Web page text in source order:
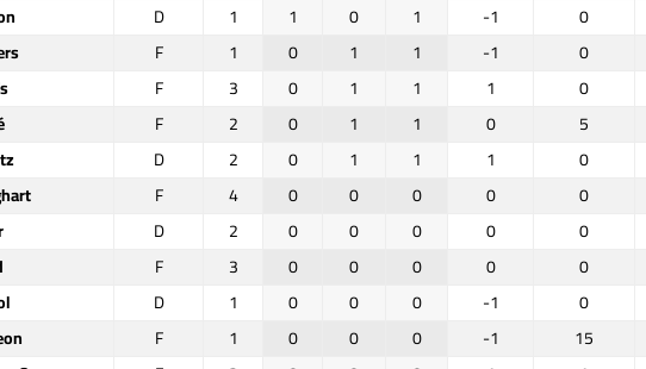
D 1 1 0 1 -1 0
F 1 0 1 1 -1 0
F 3 0 1 1 1 0
F 2 0 1 1 0 5
D 2 0 1 1 1 0
F 4 0 0 0 0 0
D 2 0 0 0 0 0
F 3 0 0 0 0 0
D 1 0 0 0 -1 0
F 1 0 0 0 -1 15